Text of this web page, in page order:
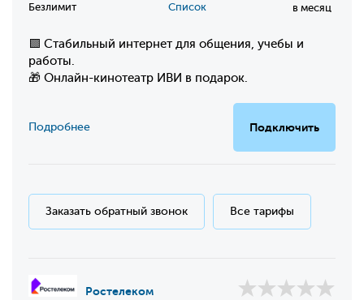
Безлимит
Список
в месяц
🟩 Стабильный интернет для общения, учебы и
работы.
🎁 Онлайн-кинотеатр ИВИ в подарок.
Подключить
Подробнее
Заказать обратный звонок Все тарифы
Ростелеком